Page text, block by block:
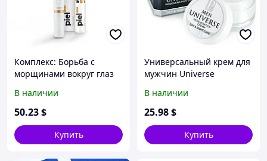
Комплекс: Борьба с
морщинами вокруг глаз
В наличии
50.23$
Купить
Универсальный крем для
мужчин Universe
В наличии
25.98$
Купить